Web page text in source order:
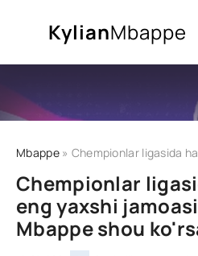
KylianMbappe
Mbappe» Chempionlar ligasida
Chempionlar
eng yaxshi
Mbappe shou